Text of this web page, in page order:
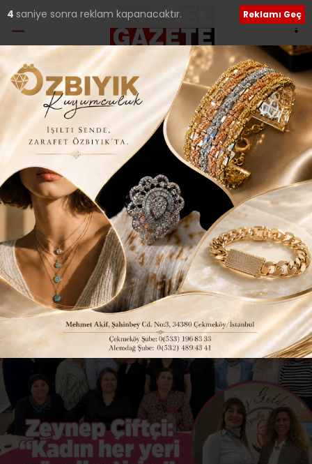
Ana Sayfa›Güncel
ÇEKMEKÖY GÖNÜLLÜ
ANNELER DERNEĞİ
İFTARDA BULUŞTU..
Giriş: 13-03-2025 16:31
Güncelleme: 13-03-2025 16:35
155 Güncel
2 saniye sonra reklam kapanacaktır. Reklamı Geç